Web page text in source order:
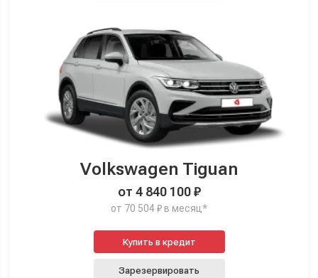
Volkswagen Tiguan
от 4 840 100 ₽
от 70 504 ₽ в месяц*
Купить в кредит
Зарезервировать